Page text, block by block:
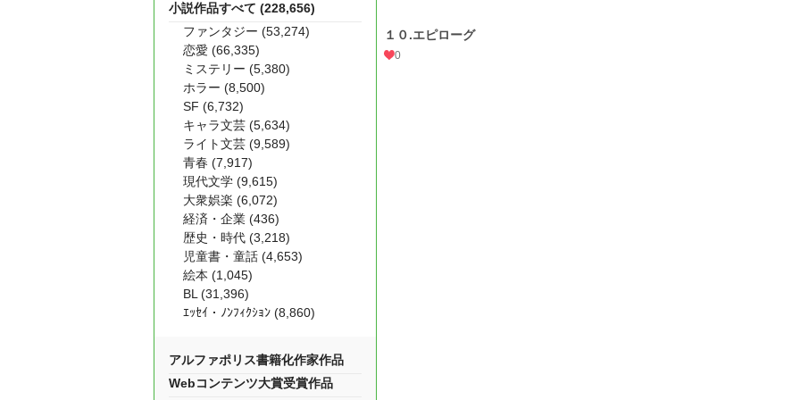
１０.エピローグ
0
小説作品すべて (228,656)
ファンタジー (53,274)
恋愛 (66,335)
ミステリー (5,380)
ホラー (8,500)
SF (6,732)
キャラ文芸 (5,634)
ライト文芸 (9,589)
青春 (7,917)
現代文学 (9,615)
大衆娯楽 (6,072)
経済・企業 (436)
歴史・時代 (3,218)
児童書・童話 (4,653)
絵本 (1,045)
BL (31,396)
ｴｯｾｲ・ﾉﾝﾌｨｸｼｮﾝ (8,860)
アルファポリス書籍化作家作品
Webコンテンツ大賞受賞作品